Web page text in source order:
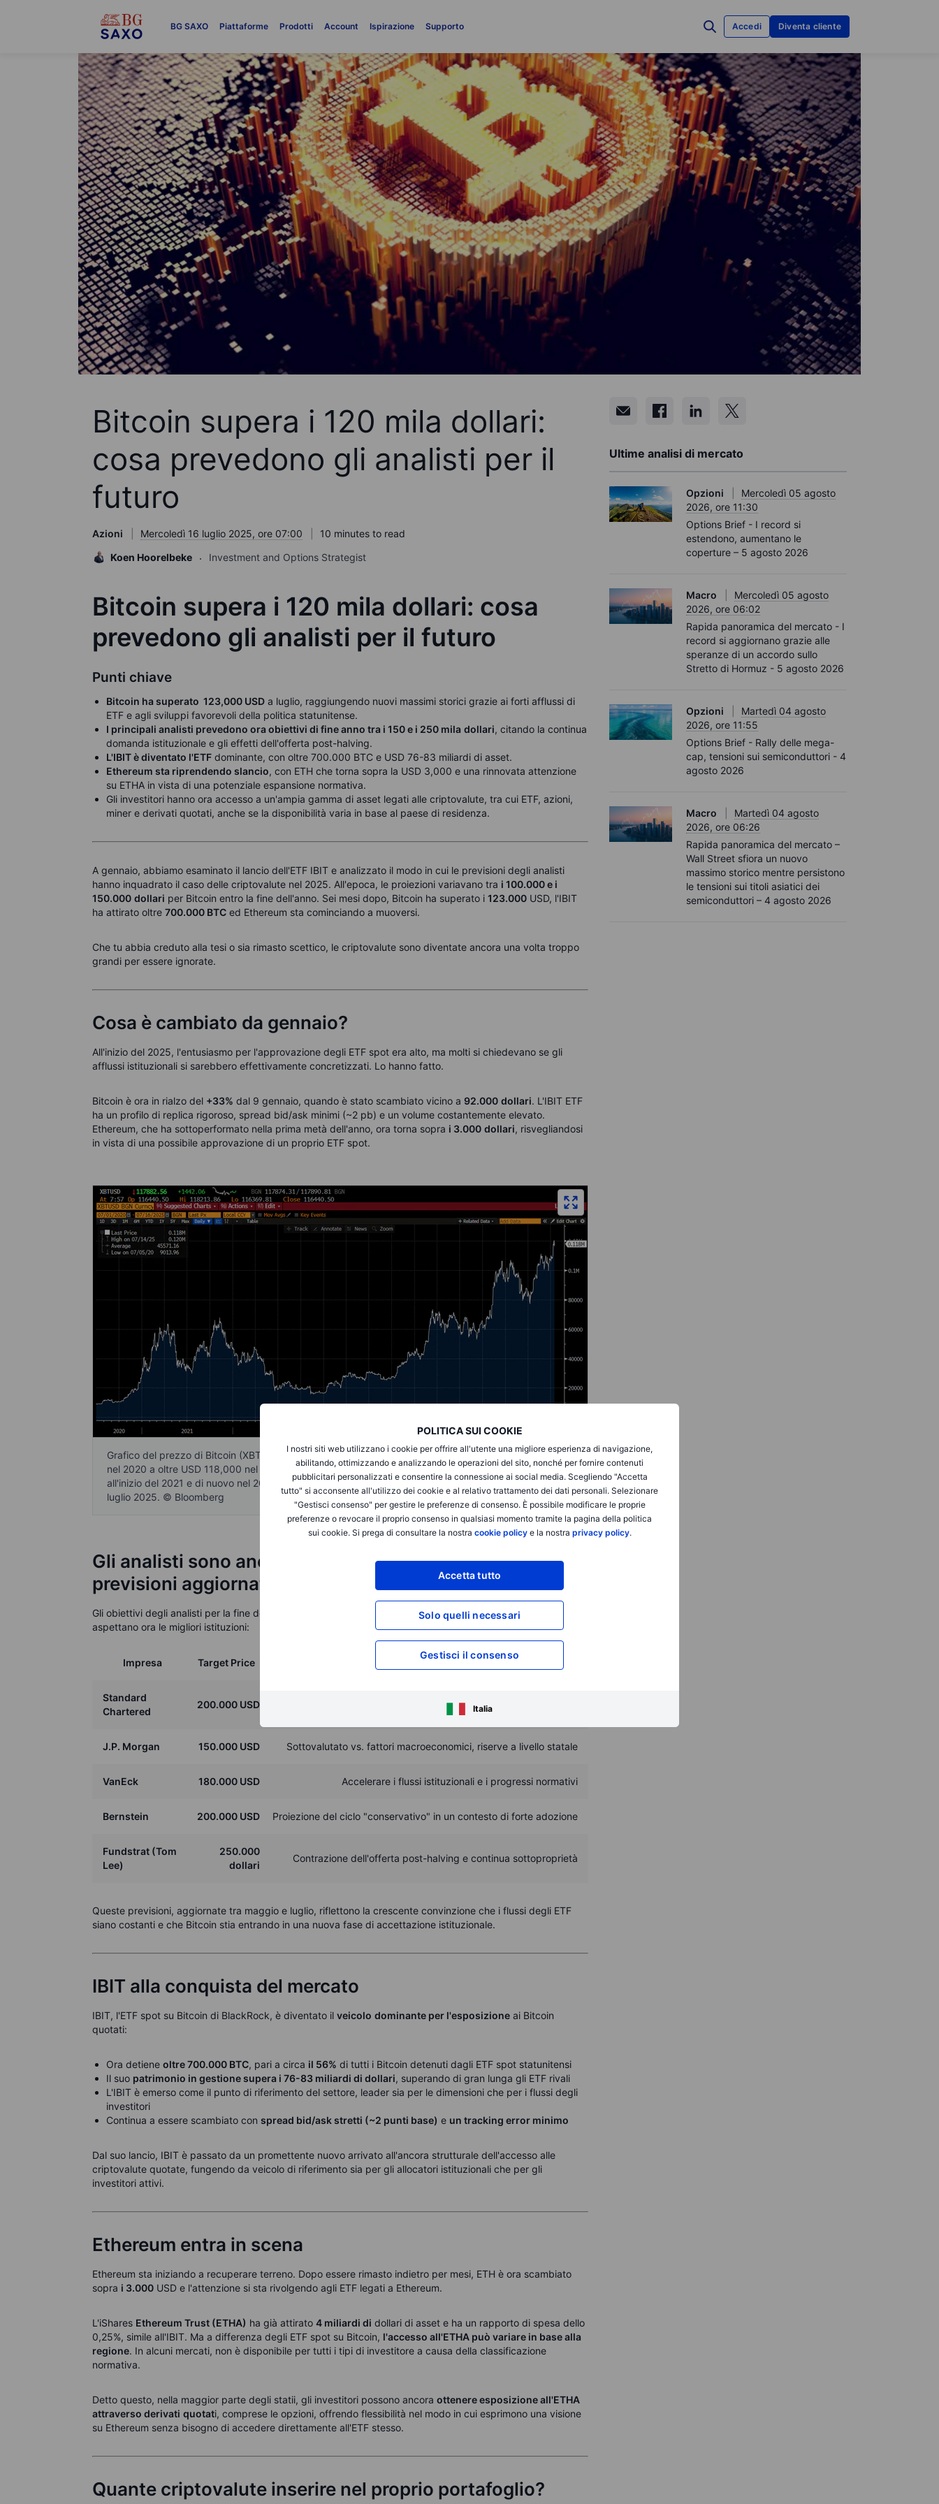
BG SAXO Piattaforme Prodotti Account Ispirazione Supporto Accedi Diventa cliente
POLITICA SUI COOKIE
I nostri siti web utilizzano i cookie per offrire all'utente una migliore esperienza di navigazione,
abilitando, ottimizzando e analizzando le operazioni del sito, nonché per fornire contenuti
pubblicitari personalizzati e consentire la connessione ai social media. Scegliendo "Accetta
tutto" si acconsente all'utilizzo dei cookie e al relativo trattamento dei dati personali. Selezionare
"Gestisci consenso" per gestire le preferenze di consenso. È possibile modificare le proprie
preferenze o revocare il proprio consenso in qualsiasi momento tramite la pagina della politica
sui cookie. Si prega di consultare la nostra cookie policye la nostra privacy policy.
Accetta tutto
Solo quelli necessari
Gestisci il consenso
Italia
Bitcoin supera i 120 mila dollari:
cosa prevedono gli analisti per il
futuro
Azioni Mercoledì 16 luglio 2025, ore 07:00
10 minutes to read
Koen Hoorelbeke
Investment and Options Strategist
Bitcoin supera i 120 mila dollari: cosa
prevedono gli analisti per il futuro
Punti chiave
Bitcoin ha superato 123,000 USD a luglio, raggiungendo nuovi massimi storici grazie ai forti afflussi di
ETF e agli sviluppi favorevoli della politica statunitense.
I principali analisti prevedono ora obiettivi di fine anno tra i 150 e i 250 mila dollari, citando la continua
domanda istituzionale e gli effetti dell'offerta post-halving.
L'IBIT è diventato l'ETF dominante, con oltre 700.000 BTC e USD 76-83 miliardi di asset.
Ethereum sta riprendendo slancio, con ETH che torna sopra la USD 3,000 e una rinnovata attenzione
su ETHA in vista di una potenziale espansione normativa.
Gli investitori hanno ora accesso a un'ampia gamma di asset legati alle criptovalute, tra cui ETF, azioni,
miner e derivati quotati, anche se la disponibilità varia in base al paese di residenza.
A gennaio, abbiamo esaminato il lancio dell'ETF IBIT e analizzato il modo in cui le previsioni degli analisti
hanno inquadrato il caso delle criptovalute nel 2025. All'epoca, le proiezioni variavano tra i 100.000 e i
150.000 dollari per Bitcoin entro la fine dell'anno. Sei mesi dopo, Bitcoin ha superato i 123.000 USD, l'IBIT
ha attirato oltre 700.000 BTC ed Ethereum sta cominciando a muoversi.
Che tu abbia creduto alla tesi o sia rimasto scettico, le criptovalute sono diventate ancora una volta troppo
grandi per essere ignorate.
Cosa è cambiato da gennaio?
All'inizio del 2025, l'entusiasmo per l'approvazione degli ETF spot era alto, ma molti si chiedevano se gli
afflussi istituzionali si sarebbero effettivamente concretizzati. Lo hanno fatto.
Bitcoin è ora in rialzo del +33% dal 9 gennaio, quando è stato scambiato vicino a 92.000 dollari. L'IBIT ETF
ha un profilo di replica rigoroso, spread bid/ask minimi (~2 pb) e un volume costantemente elevato.
Ethereum, che ha sottoperformato nella prima metà dell'anno, ora torna sopra i 3.000 dollari, risvegliandosi
in vista di una possibile approvazione di un proprio ETF spot.
Grafico del prezzo di Bitcoin (XBTUSD) negli ultimi 5 anni, che mostra una salita da sotto USD 10,000
nel 2020 a oltre USD 118,000 nel luglio 2025. Le fasi chiave di accelerazione si sono verificate
all'inizio del 2021 e di nuovo nel 2024-2025, con un massimo storico di USD 120,000 raggiunto il 14
luglio 2025. © Bloomberg
Gli analisti sono ancora rialzisti? Uno sguardo alle
previsioni aggiornate per il 2025
Gli obiettivi degli analisti per la fine del 2025 sono cambiati al rialzo, alcuni bruscamente. Ecco cosa si
aspettano ora le migliori istituzioni:
Impresa Target Price Motivazione
Standard
Chartered
200.000 USD
J.P. Morgan 150.000 USD Sottovalutato vs. fattori macroeconomici, riserve a livello statale
VanEck 180.000 USD Accelerare i flussi istituzionali e i progressi normativi
Bernstein 200.000 USD Proiezione del ciclo "conservativo" in un contesto di forte adozione
Fundstrat (Tom
Lee)
250.000
dollari
Contrazione dell'offerta post-halving e continua sottoproprietà
Queste previsioni, aggiornate tra maggio e luglio, riflettono la crescente convinzione che i flussi degli ETF
siano costanti e che Bitcoin stia entrando in una nuova fase di accettazione istituzionale.
IBIT alla conquista del mercato
IBIT, l'ETF spot su Bitcoin di BlackRock, è diventato il veicolo dominante per l'esposizione ai Bitcoin
quotati:
Ora detiene oltre 700.000 BTC, pari a circa il 56% di tutti i Bitcoin detenuti dagli ETF spot statunitensi
Il suo patrimonio in gestione supera i 76-83 miliardi di dollari, superando di gran lunga gli ETF rivali
L'IBIT è emerso come il punto di riferimento del settore, leader sia per le dimensioni che per i flussi degli
investitori
Continua a essere scambiato con spread bid/ask stretti (~2 punti base) e un tracking error minimo
Dal suo lancio, IBIT è passato da un promettente nuovo arrivato all'ancora strutturale dell'accesso alle
criptovalute quotate, fungendo da veicolo di riferimento sia per gli allocatori istituzionali che per gli
investitori attivi.
Ethereum entra in scena
Ethereum sta iniziando a recuperare terreno. Dopo essere rimasto indietro per mesi, ETH è ora scambiato
sopra i 3.000 USD e l'attenzione si sta rivolgendo agli ETF legati a Ethereum.
L'iShares Ethereum Trust (ETHA) ha già attirato 4 miliardi di dollari di asset e ha un rapporto di spesa dello
0,25%, simile all'IBIT. Ma a differenza degli ETF spot su Bitcoin, l'accesso all'ETHA può variare in base alla
regione. In alcuni mercati, non è disponibile per tutti i tipi di investitore a causa della classificazione
normativa.
Detto questo, nella maggior parte degli statii, gli investitori possono ancora ottenere esposizione all'ETHA
attraverso derivati quotati, comprese le opzioni, offrendo flessibilità nel modo in cui esprimono una visione
su Ethereum senza bisogno di accedere direttamente all'ETF stesso.
Quante criptovalute inserire nel proprio portafoglio?
Ultime analisi di mercato
Opzioni
Mercoledì 05 agosto
2026, ore 11:30
Options Brief - I record si
estendono, aumentano le
coperture – 5 agosto 2026
Macro
Mercoledì 05 agosto
2026, ore 06:02
Rapida panoramica del mercato - I
record si aggiornano grazie alle
speranze di un accordo sullo
Stretto di Hormuz - 5 agosto 2026
Opzioni
Martedì 04 agosto
2026, ore 11:55
Options Brief - Rally delle mega-
cap, tensioni sui semiconduttori - 4
agosto 2026
Macro
Martedì 04 agosto
2026, ore 06:26
Rapida panoramica del mercato –
Wall Street sfiora un nuovo
massimo storico mentre persistono
le tensioni sui titoli asiatici dei
semiconduttori – 4 agosto 2026